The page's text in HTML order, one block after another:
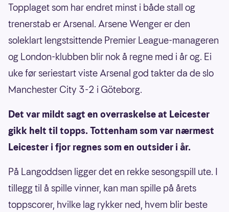
Topplaget som har endret minst i både stall og
trenerstab er Arsenal. Arsene Wenger er den
soleklart lengstsittende Premier League-manageren
og London-klubben blir nok å regne med i år og. Ei
uke før seriestart viste Arsenal god takter da de slo
Manchester City 3-2 i Göteborg.
Det var mildt sagt en overraskelse at Leicester
gikk helt til topps. Tottenham som var nærmest
Leicester i fjor regnes som en outsider i år.
På Langoddsen ligger det en rekke sesongspill ute. I
tillegg til å spille vinner, kan man spille på årets
toppscorer, hvilke lag rykker ned, hvem blir beste